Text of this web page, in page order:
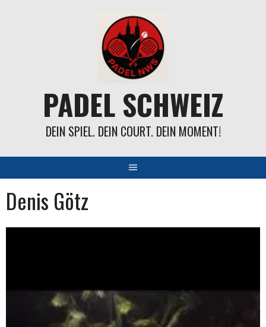
PADEL SCHWEIZ
DEIN SPIEL. DEIN COURT. DEIN MOMENT!
Denis Götz